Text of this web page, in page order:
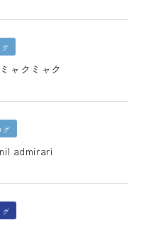
ャクミャク
グ
admirari
グ